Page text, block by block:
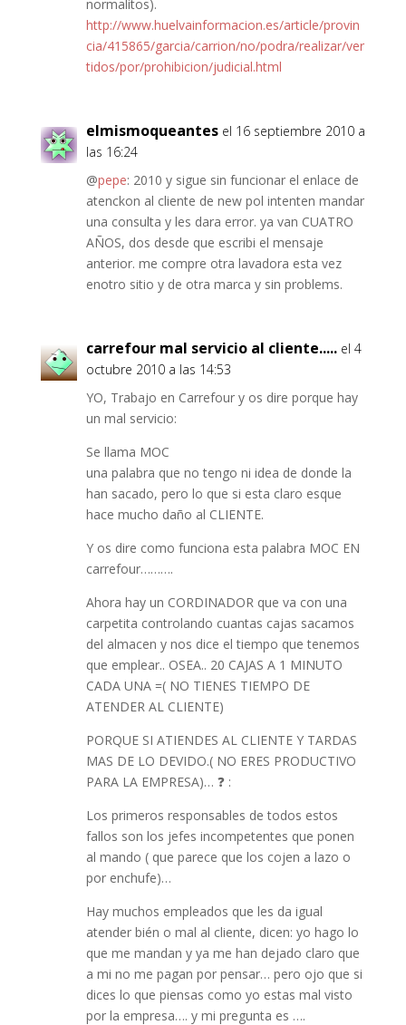
normalitos).
http://www.huelvainformacion.es/article/provin
cia/415865/garcia/carrion/no/podra/realizar/ver
tidos/por/prohibicion/judicial.html
elmismoqueantes el 16 septiembre 2010 a
las 16:24
@pepe: 2010 y sigue sin funcionar el enlace de
atenckon al cliente de new pol intenten mandar
una consulta y les dara error. ya van CUATRO
AÑOS, dos desde que escribi el mensaje
anterior. me compre otra lavadora esta vez
enotro sitio y de otra marca y sin problems.
carrefour mal servicio al cliente..... el 4
octubre 2010 a las 14:53
YO, Trabajo en Carrefour y os dire porque hay
un mal servicio:
Se llama MOC
una palabra que no tengo ni idea de donde la
han sacado, pero lo que si esta claro esque
hace mucho daño al CLIENTE.
Y os dire como funciona esta palabra MOC EN
carrefour……….
Ahora hay un CORDINADOR que va con una
carpetita controlando cuantas cajas sacamos
del almacen y nos dice el tiempo que tenemos
que emplear.. OSEA.. 20 CAJAS A 1 MINUTO
CADA UNA =( NO TIENES TIEMPO DE
ATENDER AL CLIENTE)
PORQUE SI ATIENDES AL CLIENTE Y TARDAS
MAS DE LO DEVIDO.( NO ERES PRODUCTIVO
PARA LA EMPRESA)… ❓ :
Los primeros responsables de todos estos
fallos son los jefes incompetentes que ponen
al mando ( que parece que los cojen a lazo o
por enchufe)…
Hay muchos empleados que les da igual
atender bién o mal al cliente, dicen: yo hago lo
que me mandan y ya me han dejado claro que
a mi no me pagan por pensar… pero ojo que si
dices lo que piensas como yo estas mal visto
por la empresa…. y mi pregunta es ….